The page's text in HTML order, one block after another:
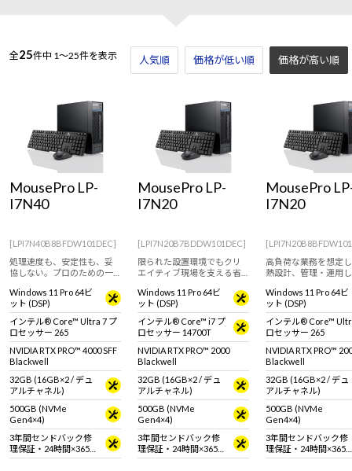
全25件中 1～25件を表示 人気順 価格が低い順 価格が高い順
MousePro LP-
I7N40
[LPI7N40B8BFDW101DEC]
処理速度も、安定性も、妥
協しない。プロのための一
Windows 11 Pro 64ビ
ット (DSP)
インテル® Core™ Ultra 7 プ
ロセッサー 265
NVIDIA RTX PRO™ 4000 SFF
Blackwell
32GB (16GB×2 / デュ
アルチャネル)
500GB (NVMe
Gen4×4)
3年間センドバック修
理保証・24時間×365
日電話サポート
MousePro LP-
I7N20
[LPI7N20B7BDDW101DEC]
限られた設置環境でもクリ
エイティブ現場を支える省
コン
Windows 11 Pro 64ビ
ット (DSP)
インテル® Core™ i7 プ
ロセッサー 14700T
NVIDIA RTX PRO™ 2000
Blackwell
32GB (16GB×2 / デュ
アルチャネル)
500GB (NVMe
Gen4×4)
3年間センドバック修
理保証・24時間×365
日電話サポート
MousePro
I7N20
高負荷な業務を想定
熱設計、管理・運用
パソコン
Windows 11 Pro 64ビ
ット (DSP)
インテル® Core™
ロセッサー 265
NVIDIA RTX PRO™
Blackwell
32GB (16GB×2 / デュ
アルチャネル)
500GB (NVMe
Gen4×4)
3年間センドバック修
理保証・24時間×365
日電話サポート